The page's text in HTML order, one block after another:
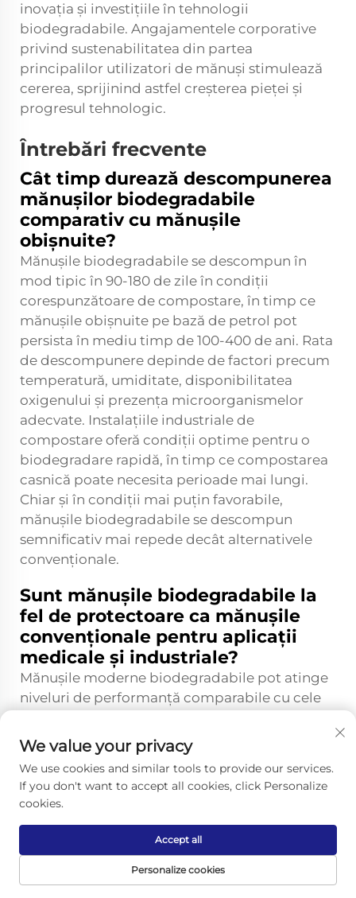
inovația și investițiile în tehnologii
biodegradabile. Angajamentele corporative
privind sustenabilitatea din partea
principalilor utilizatori de mănuși stimulează
cererea, sprijinind astfel creșterea pieței și
progresul tehnologic.
Întrebări frecvente
Cât timp durează descompunerea
mănușilor biodegradabile
comparativ cu mănușile
obișnuite?
Mănușile biodegradabile se descompun în
mod tipic în 90-180 de zile în condiții
corespunzătoare de compostare, în timp ce
mănușile obișnuite pe bază de petrol pot
persista în mediu timp de 100-400 de ani. Rata
de descompunere depinde de factori precum
temperatură, umiditate, disponibilitatea
oxigenului și prezența microorganismelor
adecvate. Instalațiile industriale de
compostare oferă condiții optime pentru o
biodegradare rapidă, în timp ce compostarea
casnică poate necesita perioade mai lungi.
Chiar și în condiții mai puțin favorabile,
mănușile biodegradabile se descompun
semnificativ mai repede decât alternativele
convenționale.
Sunt mănușile biodegradabile la
fel de protectoare ca mănușile
convenționale pentru aplicații
medicale și industriale?
Mănușile moderne biodegradabile pot atinge
niveluri de performanță comparabile cu cele
aplicații, atunci când sunt corect formulate și
fabricate. Ele respectă standardele industriale
privind protecția barieră, rezistența la
perforare și rezistența la tracțiune necesare
serviciile de alimentație. Cu toate acestea,
anumite aplicații care necesită o rezistență
chimică extremă sau perioade lungi de
We value your privacy
We use cookies and similar tools to provide our services.
If you don't want to accept all cookies, click Personalize
cookies.
Personalize cookies
Accept all